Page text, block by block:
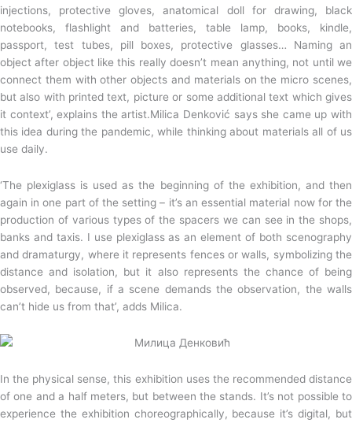
injections, protective gloves, anatomical doll for drawing, black
notebooks, flashlight and batteries, table lamp, books, kindle,
passport, test tubes, pill boxes, protective glasses… Naming an
object after object like this really doesn’t mean anything, not until we
connect them with other objects and materials on the micro scenes,
but also with printed text, picture or some additional text which gives
it context’, explains the artist.Milica Denković says she came up with
this idea during the pandemic, while thinking about materials all of us
use daily.
‘The plexiglass is used as the beginning of the exhibition, and then
again in one part of the setting – it’s an essential material now for the
production of various types of the spacers we can see in the shops,
banks and taxis. I use plexiglass as an element of both scenography
and dramaturgy, where it represents fences or walls, symbolizing the
distance and isolation, but it also represents the chance of being
observed, because, if a scene demands the observation, the walls
can’t hide us from that’, adds Milica.
In the physical sense, this exhibition uses the recommended distance
of one and a half meters, but between the stands. It’s not possible to
experience the exhibition choreographically, because it’s digital, but